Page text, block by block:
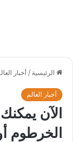
الرئيسية / أخبار
أخبار العالم
الآن